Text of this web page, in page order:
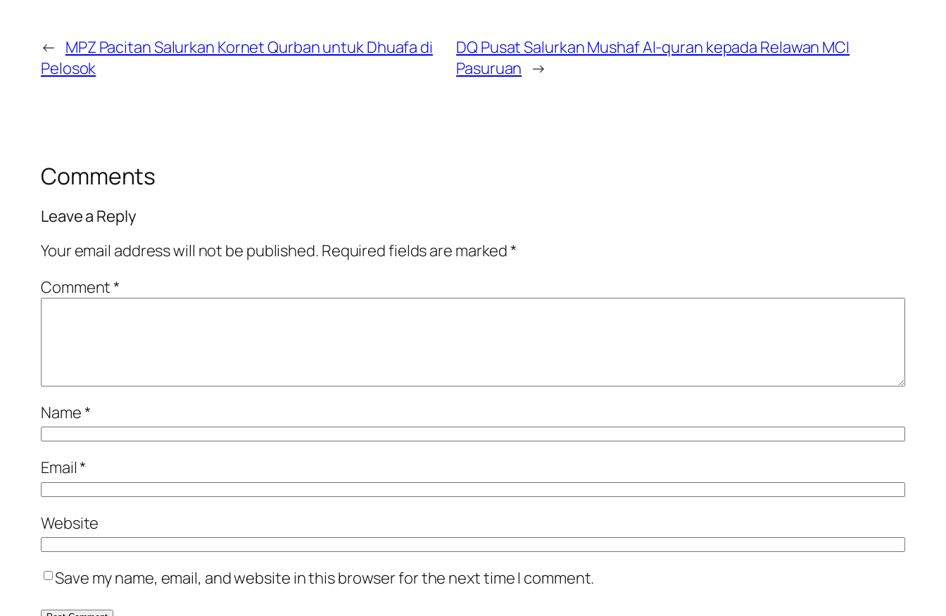
← MPZ Pacitan Salurkan Kornet Qurban untuk Dhuafa di
Pelosok
DQ Pusat Salurkan Mushaf Al-quran kepada Relawan MCI
Pasuruan →
Comments
Leave a Reply
Your email address will not be published. Required fields are marked*
Comment*
Name*
Email*
Website
Save my name, email, and website in this browser for the next time I comment.